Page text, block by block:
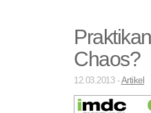
Chaos?
12.03.2013 -Artikel